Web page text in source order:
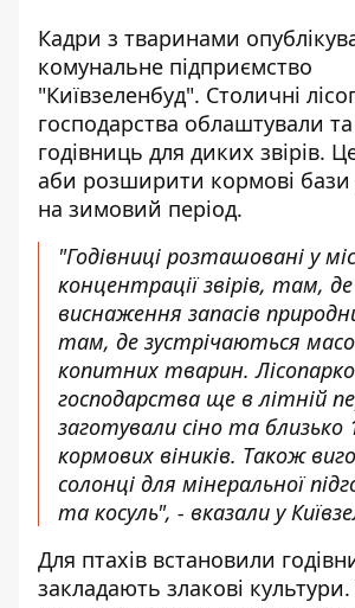
Кадри з тваринами
комунальне підприємство
"Київзеленбуд". Столичні
господарства облаштували
годівниць для диких звірів.
аби розширити кормові бази
на зимовий період.
"Годівниці розташовані у
концентрації звірів, там, де
виснаження запасів
там, де зустрічаються
копитних тварин.
господарства ще в літній
заготували сіно та близько
кормових віників. Також
солонці для мінеральної
та косуль", - вказали у
Для птахів встановили
закладають злакові